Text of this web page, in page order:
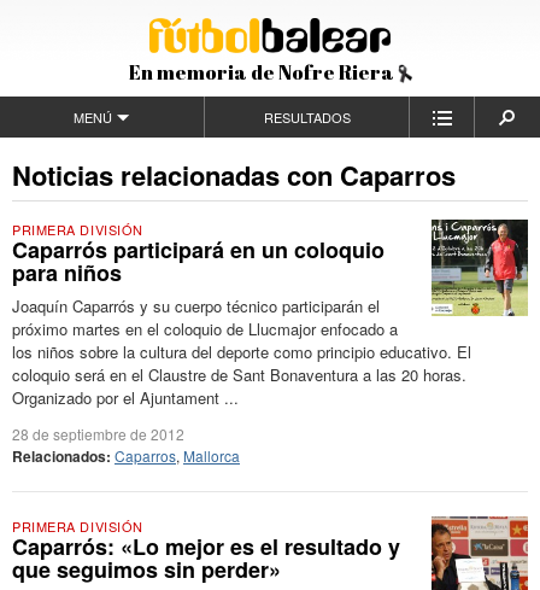
En memoria de Nofre Riera
MENÚ RESULTADOS
Noticias relacionadas con Caparros
PRIMERA DIVISIÓN
Caparrós participará en un coloquio
para niños
Joaquín Caparrós y su cuerpo técnico participarán el
próximo martes en el coloquio de Llucmajor enfocado a
los niños sobre la cultura del deporte como principio educativo. El
coloquio será en el Claustre de Sant Bonaventura a las 20 horas.
Organizado por el Ajuntament ...
28 de septiembre de 2012
Relacionados: Caparros, Mallorca
PRIMERA DIVISIÓN
Caparrós: «Lo mejor es el resultado y
que seguimos sin perder»